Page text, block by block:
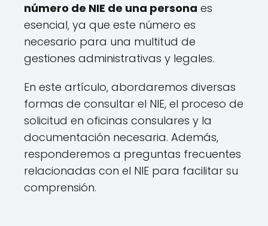
número de NIE de una persona es
esencial, ya que este número es
necesario para una multitud de
gestiones administrativas y legales.
En este artículo, abordaremos diversas
formas de consultar el NIE, el proceso de
solicitud en oficinas consulares y la
documentación necesaria. Además,
responderemos a preguntas frecuentes
relacionadas con el NIE para facilitar su
comprensión.